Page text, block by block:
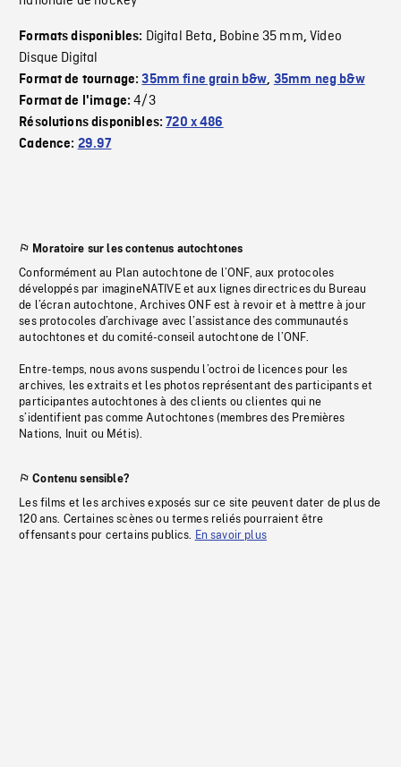
Formats disponibles: Digital Beta, Bobine 35 mm,Video
Disque Digital
Format de tournage:35mm fine grain b&w, 35mm neg b&w
Format de l'image:4/3
Résolutions disponibles:720 x 486
Cadence: 29.97
Moratoire sur les contenus autochtones
Conformément au Plan autochtone de l’ONF, aux protocoles
développés par imagineNATIVE et aux lignes directrices du Bureau
de l’écran autochtone, Archives ONF est à revoir et à mettre à jour
ses protocoles d’archivage avec l’assistance des communautés
autochtones et du comité-conseil autochtone de l’ONF.
Entre-temps, nous avons suspendu l’octroi de licences pour les
archives, les extraits et les photos représentant des participants et
participantes autochtones à des clients ou clientes qui ne
s’identifient pas comme Autochtones (membres des Premières
Nations, Inuit ou Métis).
Contenu sensible?
Les films et les archives exposés sur ce site peuvent dater de plus de
120 ans. Certaines scènes ou termes reliés pourraient être
offensants pour certains publics. En savoir plus